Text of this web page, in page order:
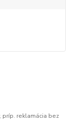
príp. reklamácia bez